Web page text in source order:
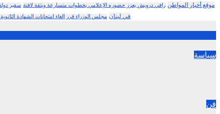
موقع أخبار المواطن رافي درويش يعزز حضوره الإعلامي بخطوات متسارعة وبثقة لافتة سفير
في لبنان مجلس الوزراء قرر إلغاء امتحانات الشهادة الثانوية
سياسة
فن